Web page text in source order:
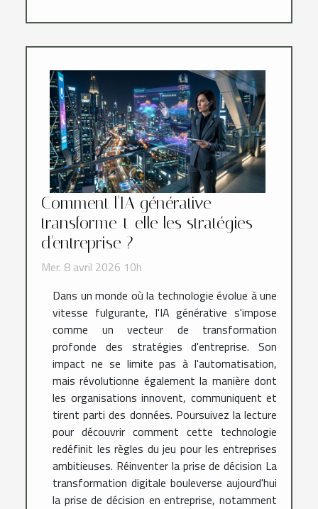
Comment l'IA générative
transforme-t-elle les stratégies
d'entreprise ?
Mer. 8 avril 2026 10h
Dans un monde où la technologie évolue à une
vitesse fulgurante, l'IA générative s'impose
comme un vecteur de transformation
profonde des stratégies d'entreprise. Son
impact ne se limite pas à l'automatisation,
mais révolutionne également la manière dont
les organisations innovent, communiquent et
tirent parti des données. Poursuivez la lecture
pour découvrir comment cette technologie
redéfinit les règles du jeu pour les entreprises
ambitieuses. Réinventer la prise de décision La
transformation digitale bouleverse aujourd'hui
la prise de décision en entreprise, notamment